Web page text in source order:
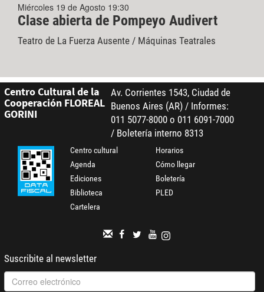
Miércoles 19 de Agosto 19:30
Clase abierta de Pompeyo Audivert
Teatro de La Fuerza Ausente / Máquinas Teatrales
Centro Cultural de la
Cooperación FLOREAL
GORINI
Av. Corrientes 1543, Ciudad de
Buenos Aires (AR) / Informes:
011 5077-8000 o 011 6091-7000
/ Boletería interno 8313
Centro cultural
Agenda
Ediciones
Biblioteca
Cartelera
Horarios
Cómo llegar
Boletería
PLED
Suscribite al newsletter